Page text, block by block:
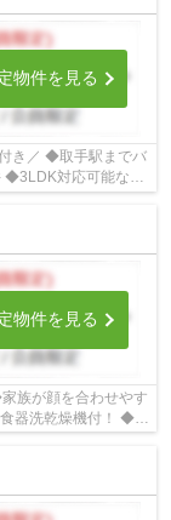
物件を見る
までバ
◆3LDK対応可能な間
物件を見る
器洗乾燥機付！ ◆風